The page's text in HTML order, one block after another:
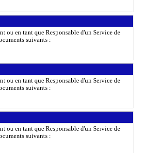
ou en tant que Responsable d'un Service de
suivants :
ou en tant que Responsable d'un Service de
suivants :
ou en tant que Responsable d'un Service de
suivants :